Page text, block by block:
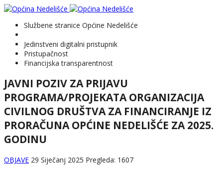
Službene stranice Općine Nedelišće
Jedinstveni digitalni pristupnik
Pristupačnost
Financijska transparentnost
JAVNI POZIV ZA PRIJAVU
PROGRAMA/PROJEKATA ORGANIZACIJA
CIVILNOG DRUŠTVA ZA FINANCIRANJE IZ
PRORAČUNA OPĆINE NEDELIŠĆE ZA 2025.
GODINU
OBJAVE 29 Siječanj 2025 Pregleda: 1607